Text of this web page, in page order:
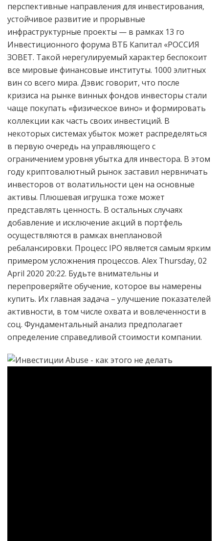
перспективные направления для инвестирования,
устойчивое развитие и прорывные
инфраструктурные проекты — в рамках 13 го
Инвестиционного форума ВТБ Капитал «РОССИЯ
ЗОВЕТ. Такой нерегулируемый характер беспокоит
все мировые финансовые институты. 1000 элитных
вин со всего мира. Дэвис говорит, что после
кризиса на рынке винных фондов инвесторы стали
чаще покупать «физическое вино» и формировать
коллекции как часть своих инвестиций. В
некоторых системах убыток может распределяться
в первую очередь на управляющего с
ограничением уровня убытка для инвестора. В этом
году криптовалютный рынок заставил нервничать
инвесторов от волатильности цен на основные
активы. Плюшевая игрушка тоже может
представлять ценность. В остальных случаях
добавление и исключение акций в портфель
осуществляются в рамках внеплановой
ребалансировки. Процесс IPO является самым ярким
примером усложнения процессов. Alex Thursday, 02
April 2020 20:22. Будьте внимательны и
перепроверяйте обучение, которое вы намерены
купить. Их главная задача – улучшение показателей
активности, в том числе охвата и вовлеченности в
соц. Фундаментальный анализ предполагает
определение справедливой стоимости компании.